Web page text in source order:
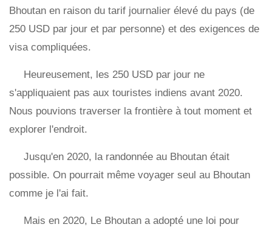
Bhoutan en raison du tarif journalier élevé du pays (de
250 USD par jour et par personne) et des exigences de
visa compliquées.
Heureusement, les 250 USD par jour ne
s'appliquaient pas aux touristes indiens avant 2020.
Nous pouvions traverser la frontière à tout moment et
explorer l'endroit.
Jusqu'en 2020, la randonnée au Bhoutan était
possible. On pourrait même voyager seul au Bhoutan
comme je l'ai fait.
Mais en 2020, Le Bhoutan a adopté une loi pour